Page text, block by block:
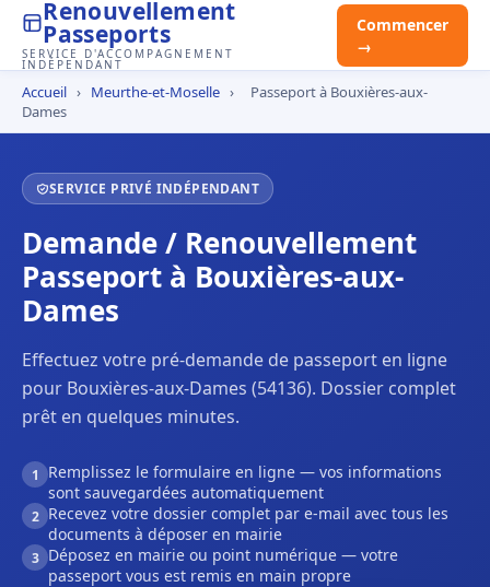
Renouvellement
Passeports
SERVICE D'ACCOMPAGNEMENT
INDÉPENDANT
Commencer
→
Accueil › Meurthe-et-Moselle ›
Passeport à Bouxières-aux-
Dames
SERVICE PRIVÉ INDÉPENDANT
Demande / Renouvellement
Passeport à Bouxières-aux-
Dames
Effectuez votre pré-demande de passeport en ligne
pour Bouxières-aux-Dames (54136). Dossier complet
prêt en quelques minutes.
1
Remplissez le formulaire en ligne — vos informations
sont sauvegardées automatiquement
2 Recevez votre dossier complet par e-mail avec tous les
documents à déposer en mairie
3 Déposez en mairie ou point numérique — votre
passeport vous est remis en main propre